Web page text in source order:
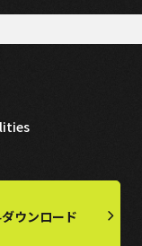
ウンロード